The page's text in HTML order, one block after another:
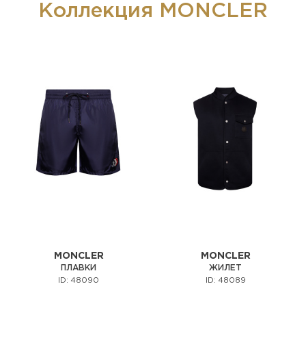
Коллекция MONCLER
MONCLER
ПЛАВКИ
ID: 48090
MONCLER
ЖИЛЕТ
ID: 48089